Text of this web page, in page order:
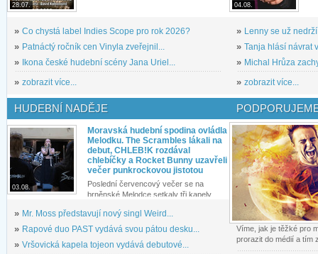
28.07.
» Co chystá label Indies Scope pro rok 2026?
» Patnáctý ročník cen Vinyla zveřejnil...
» Ikona české hudební scény Jana Uriel...
» zobrazit více...
04.08.
» Lenny se už
» Tanja hlásí návrat
» Michal Hrůza
» zobrazit více...
HUDEBNÍ NADĚJE
03.08.
Moravská hudební spodina ovládla
Melodku. The Scrambles lákali na
debut, CHLEB!K rozdával
chlebíčky a Rocket Bunny uzavřeli
večer punkrockovou jistotou
Poslední červencový večer se na
brněnské Melodce setkaly tři kapely...
» Mr. Moss představují nový singl Weird...
» Rapové duo PAST vydává svou pátou desku...
» Vršovická kapela tojeon vydává debutové...
Víme, jak je těžké pro
prorazit do médií a tím